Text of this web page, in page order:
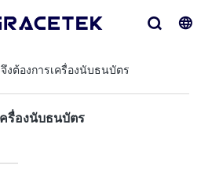
งต้องการเครื่องนับธนบัตร
รื่องนับธนบัตร